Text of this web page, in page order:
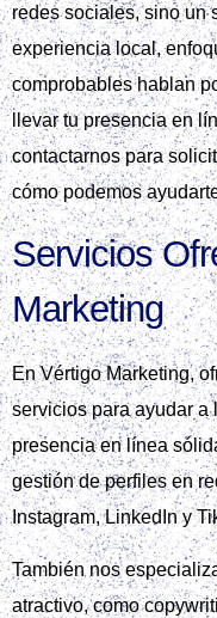
redes sociales, sino un
experiencia local,
comprobables hablan
llevar tu presencia en
contactarnos para
cómo podemos
Servicios
Marketing
En Vértigo Marketing,
servicios para ayudar a
presencia en línea
gestión de perfiles en
Instagram, LinkedIn y
También nos
atractivo, como